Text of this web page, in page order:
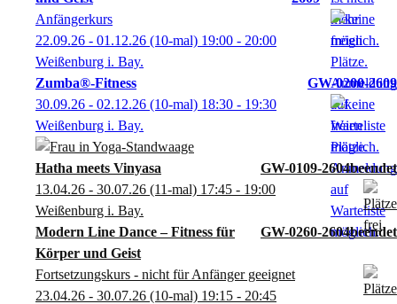
Hatha meets Vinyasa
GW-0109-2604
13.04.26 - 30.07.26 (11-mal) 17:45 - 19:00
Weißenburg i. Bay.
Modern Line Dance – Fitness für
Körper und Geist
GW-0260-2604
Fortsetzungskurs - nicht für Anfänger geeignet
23.04.26 - 30.07.26 (10-mal) 19:15 - 20:45
Anfängerkurs
22.09.26 - 01.12.26 (10-mal) 19:00 - 20:00
Weißenburg i. Bay.
Zumba®-Fitness
GW-0200-2609
30.09.26 - 02.12.26 (10-mal) 18:30 - 19:30
Weißenburg i. Bay.